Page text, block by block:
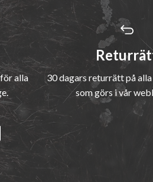
alla
30 dagars returrätt på
som görs i vår